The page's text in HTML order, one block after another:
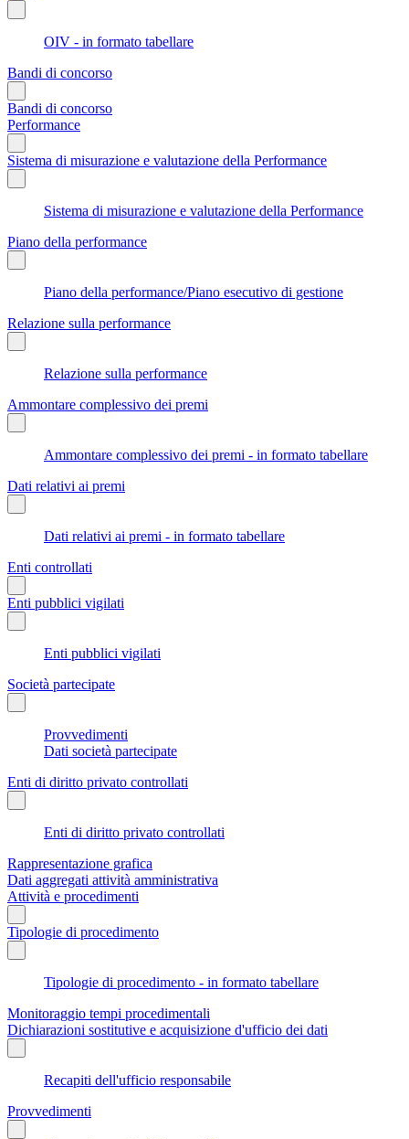
OIV - in formato tabellare
Bandi di concorso
Bandi di concorso
Performance
Sistema di misurazione e valutazione della Performance
Sistema di misurazione e valutazione della Performance
Piano della performance
Piano della performance/Piano esecutivo di gestione
Relazione sulla performance
Relazione sulla performance
Ammontare complessivo dei premi
Ammontare complessivo dei premi - in formato tabellare
Dati relativi ai premi
Dati relativi ai premi - in formato tabellare
Enti controllati
Enti pubblici vigilati
Enti pubblici vigilati
Società partecipate
Provvedimenti
Dati società partecipate
Enti di diritto privato controllati
Enti di diritto privato controllati
Rappresentazione grafica
Dati aggregati attività amministrativa
Attività e procedimenti
Tipologie di procedimento
Tipologie di procedimento - in formato tabellare
Monitoraggio tempi procedimentali
Dichiarazioni sostitutive e acquisizione d'ufficio dei dati
Recapiti dell'ufficio responsabile
Provvedimenti